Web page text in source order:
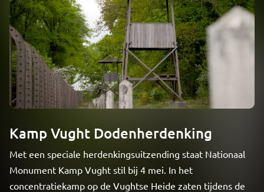
Kamp Vught Dodenherdenking
Met een speciale herdenkingsuitzending staat Nationaal
Monument Kamp Vught stil bij 4 mei. In het
concentratiekamp op de Vughtse Heide zaten tijdens de